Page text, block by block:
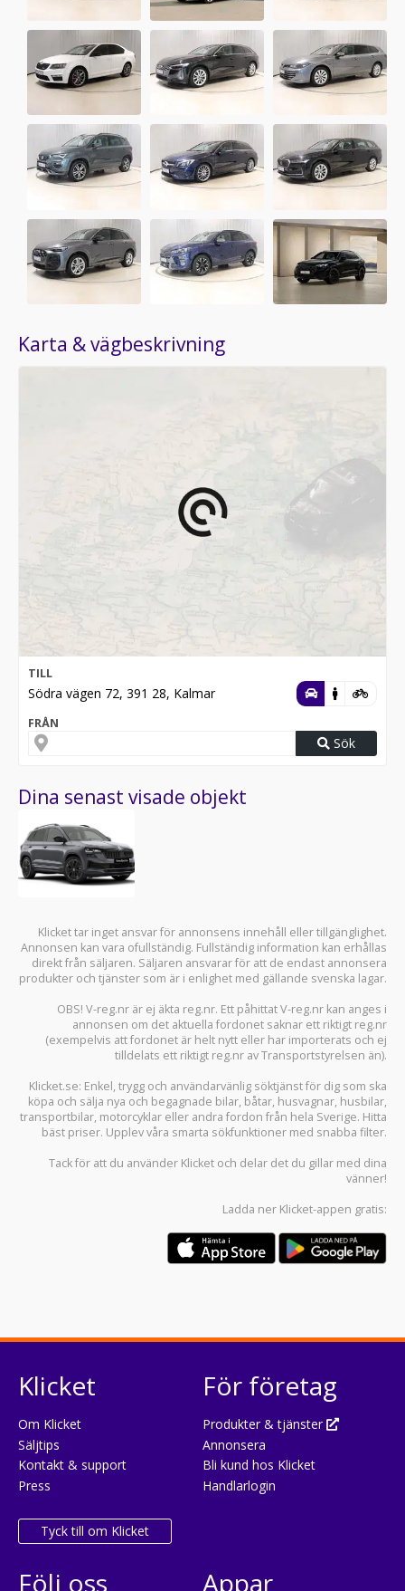
Karta & vägbeskrivning
TILL
Södra vägen 72, 391 28, Kalmar
FRÅN
Sök
Dina senast visade objekt
Klicket tar inget ansvar för annonsens innehåll eller tillgänglighet.
Annonsen kan vara ofullständig. Fullständig information kan erhållas
direkt från säljaren. Säljaren ansvarar för att de endast annonsera
produkter och tjänster som är i enlighet med gällande svenska lagar.
OBS! V-reg.nr är ej äkta reg.nr. Ett påhittat V-reg.nr kan anges i
annonsen om det aktuella fordonet saknar ett riktigt reg.nr
(exempelvis att fordonet är helt nytt eller har importerats och ej
tilldelats ett riktigt reg.nr av Transportstyrelsen än).
Klicket.se: Enkel, trygg och användarvänlig söktjänst för dig som ska
köpa och sälja nya och begagnade bilar, båtar, husvagnar, husbilar,
transportbilar, motorcyklar eller andra fordon från hela Sverige. Hitta
bäst priser. Upplev våra smarta sökfunktioner med snabba filter.
Tack för att du använder Klicket och delar det du gillar med dina
vänner!
Ladda ner Klicket-appen gratis:
Klicket
Om Klicket
Säljtips
Kontakt & support
Press
Tyck till om Klicket
För företag
Produkter & tjänster
Annonsera
Bli kund hos Klicket
Handlarlogin
Följ oss Appar